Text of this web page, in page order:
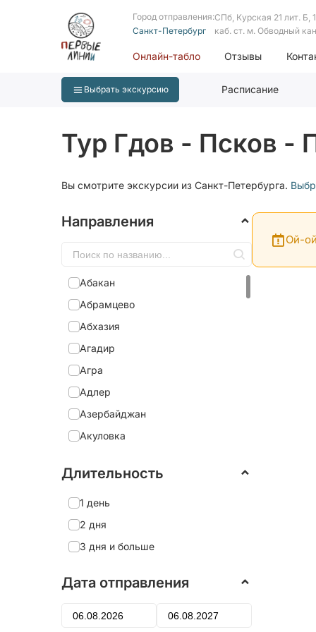
Город отправления:
Санкт-Петербург
СПб, Курская 21 лит. Б, 1
каб. ст. м. Обводный
Онлайн-табло Отзывы
Выбрать экскурсию Расписание
Тур Гдов - Псков -
Вы смотрите экскурсии из Санкт-Петербурга.
Направления
Абакан
Абрамцево
Абхазия
Агадир
Агра
Адлер
Азербайджан
Акуловка
Александро-Невская Лавра
Александров
Александровский дворец
Алеховщина
Алтай
Алушта
Длительность
1 день
2 дня
3 дня и больше
Дата отправления
Ой-